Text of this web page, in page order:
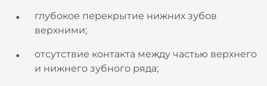
глубокое перекрытие нижних зубов
верхними;
отсутствие контакта между частью верхнего
и нижнего зубного ряда;